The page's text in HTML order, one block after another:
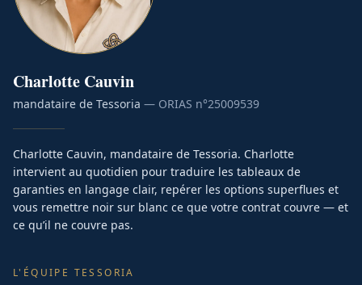
Charlotte Cauvin
mandataire de Tessoria — ORIAS n°25009539
Charlotte Cauvin, mandataire de Tessoria. Charlotte
intervient au quotidien pour traduire les tableaux de
garanties en langage clair, repérer les options superflues et
vous remettre noir sur blanc ce que votre contrat couvre — et
ce qu’il ne couvre pas.
L'ÉQUIPE TESSORIA